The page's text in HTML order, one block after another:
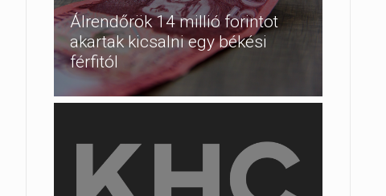
Álrendőrök 14 millió forintot
akartak kicsalni egy békési
férfitól